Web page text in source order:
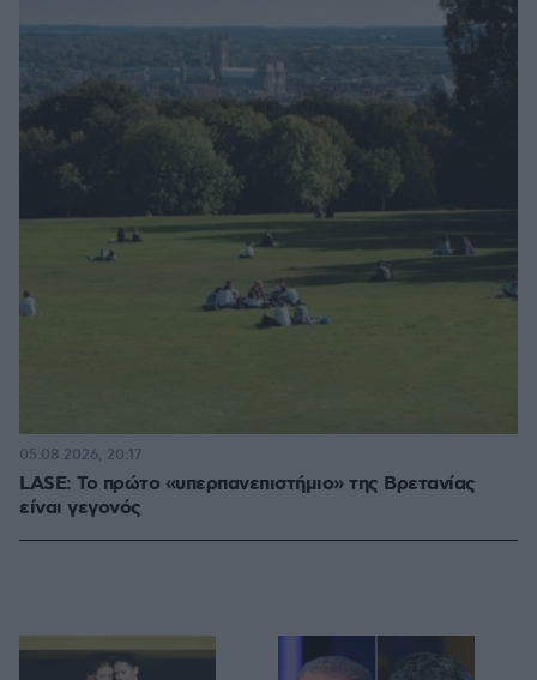
LASE: Το πρώτο «υπερπανεπιστήμιο» της Βρετανίας
είναι γεγονός
05.08.2026, 20:17